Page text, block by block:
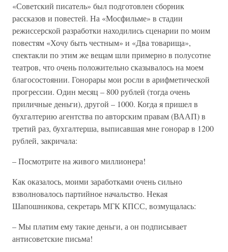
«Советский писатель» был подготовлен сборник
рассказов и повестей. На «Мосфильме» в стадии
режиссерской разработки находились сценарии по моим
повестям «Хочу быть честным» и «Два товарища»,
спектакли по этим же вещам шли примерно в полусотне
театров, что очень положительно сказывалось на моем
благосостоянии. Гонорары мои росли в арифметической
прогрессии. Один месяц – 800 рублей (тогда очень
приличные деньги), другой – 1000. Когда я пришел в
бухгалтерию агентства по авторским правам (ВААП) в
третий раз, бухгалтерша, выписавшая мне гонорар в 1200
рублей, закричала:
– Посмотрите на живого миллионера!
Как оказалось, моими заработками очень сильно
взволновалось партийное начальство. Некая
Шапошникова, секретарь МГК КПСС, возмущалась:
– Мы платим ему такие деньги, а он подписывает
антисоветские письма!